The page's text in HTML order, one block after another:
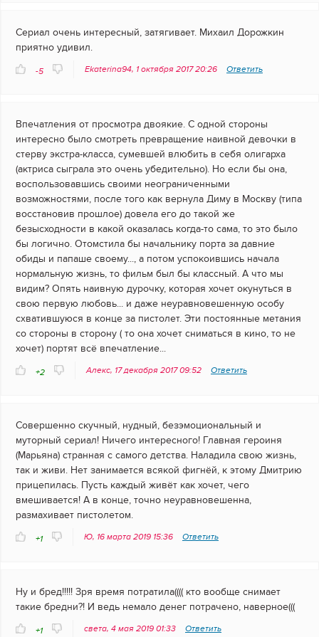
Сериал очень интересный, затягивает. Михаил Дорожкин
приятно удивил.
-5 Ekaterina94, 1 октября 2017 20:26 Ответить
Впечатления от просмотра двоякие. С одной стороны
интересно было смотреть превращение наивной девочки в
стерву экстра-класса, сумевшей влюбить в себя олигарха
(актриса сыграла это очень убедительно). Но если бы она,
воспользовавшись своими неограниченными
возможностями, после того как вернула Диму в Москву (типа
восстановив прошлое) довела его до такой же
безысходности в какой оказалась когда-то сама, то это было
бы логично. Отомстила бы начальнику порта за давние
обиды и папаше своему..., а потом успокоившись начала
нормальную жизнь, то фильм был бы классный. А что мы
видим? Опять наивную дурочку, которая хочет окунуться в
свою первую любовь... и даже неуравновешенную особу
схватившуюся в конце за пистолет. Эти постоянные метания
со стороны в сторону ( то она хочет сниматься в кино, то не
хочет) портят всё впечатление...
+2 Алекс, 17 декабря 2017 09:52 Ответить
Совершенно скучный, нудный, безэмоциональный и
муторный сериал! Ничего интересного! Главная героиня
(Марьяна) странная с самого детства. Наладила свою жизнь,
так и живи. Нет занимается всякой фигнёй, к этому Дмитрию
прицепилась. Пусть каждый живёт как хочет, чего
вмешивается! А в конце, точно неуравновешенна,
размахивает пистолетом.
+1 Ю, 16 марта 2019 15:36 Ответить
Ну и бред!!!!! Зря время потратила(((( кто вообще снимает
такие бредни?! И ведь немало денег потрачено, наверное(((
+1 света, 4 мая 2019 01:33 Ответить